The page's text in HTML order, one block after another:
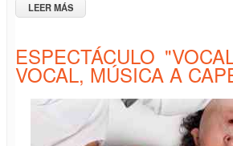
LEER MÁS
BLANCO QUARTET"
ESPECTÁCULO
VOCAL, MÚSICA A